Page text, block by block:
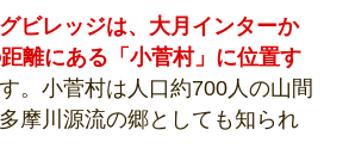
ビレッジは、大月インターか
離にある「小菅村」に位置す
。小菅村は人口約700人の山間
摩川源流の郷としても知られ